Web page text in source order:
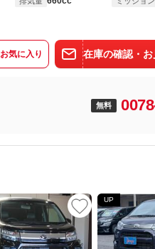
お気に入り 在庫の確認・お
無料
UP